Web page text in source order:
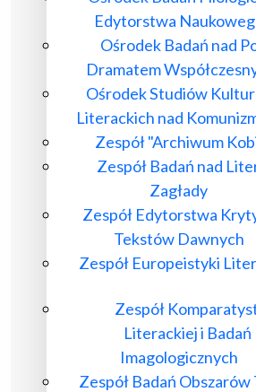
Edytorstwa
Ośrodek Badań nad
Dramatem
Ośrodek Studiów
Literackich nad
Zespół "Archiwum
Zespół Badań nad
Zagłady
Zespół Edytorstwa
Tekstów Dawnych
Zespół Europeistyki
Zespół
Literackiej i Badań
Imagologicznych
Zespół Badań